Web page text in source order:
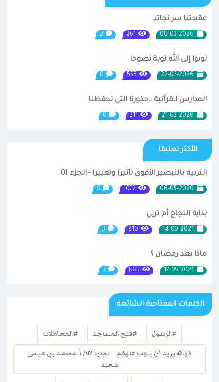
عقيدتنا سر نجاتنا
261
0
توبوا إلى الله توبة نصوحا
555
0
المدارس القرآنية ..جذورنا التي تحفظنا
211
0
الأكثر تعليقا
التربية بالتبصير الأقوى تأثيرا وتغييرا - الجزء 01
1072
6
بداية النجاح أم تربي
810
3
ماذا بعد رمضان ؟
865
3
الكلمات المفتاحية الشائعة
#الرسول #فتح المساجد
#المعاملات
#والله يريد أن يتوب عليكم - الجزء 02/ أ. محمد بن عيسى
سعيد